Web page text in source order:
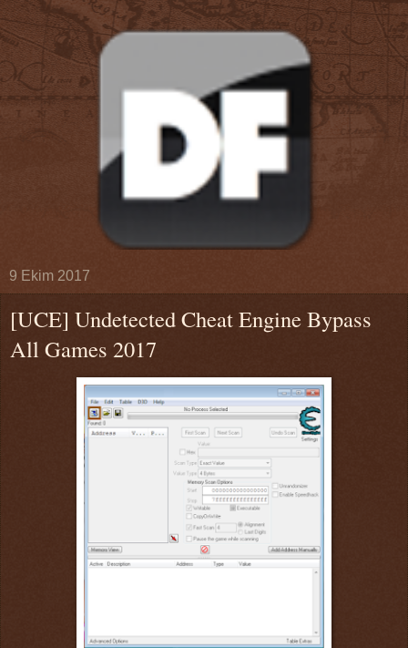
9 Ekim 2017
[UCE] Undetected Cheat Engine Bypass
All Games 2017